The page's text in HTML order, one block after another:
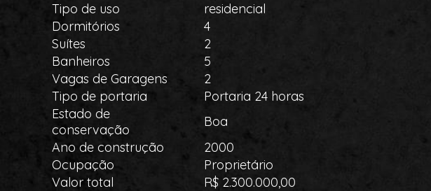
Tipo de uso
residencial
Dormitórios
4
Suítes
2
Banheiros
5
Vagas de Garagens
2
Tipo de portaria
Portaria 24 horas
Estado de
conservação
Boa
Ano de construção
2000
Ocupação
Proprietário
Valor total
R$ 2.300.000,00